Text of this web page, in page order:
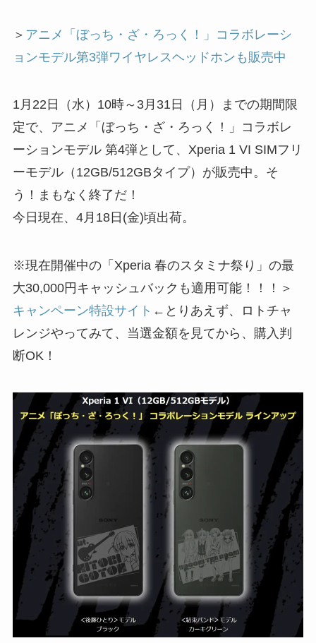
＞ アニメ「ぼっち・ざ・ろっく！」コラボレーシ
ョンモデル第3弾ワイヤレスヘッドホンも販売中
1月22日（水）10時～3月31日（月）までの期間限
定で、アニメ「ぼっち・ざ・ろっく！」コラボレ
ーションモデル 第4弾として、Xperia 1 VI SIMフリ
ーモデル（12GB/512GBタイプ）が販売中。そ
う！まもなく終了だ！
今日現在、4月18日(金)頃出荷。
※現在開催中の「Xperia 春のスタミナ祭り」の最
大30,000円キャッシュバックも適用可能！！！＞
キャンペーン特設サイト ←とりあえず、ロトチャ
レンジやってみて、当選金額を見てから、購入判
断OK！